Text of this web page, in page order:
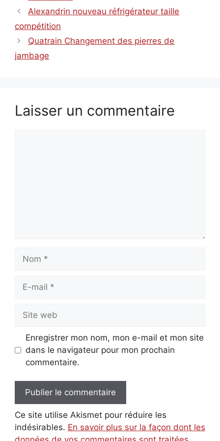
Alexandrin nouveau réfrigérateur taille
compétition
Quatrain Changement des pierres de
jambage
Laisser un commentaire
mail
web
Enregistrer mon nom, mon e-mail et mon site
dans le navigateur pour mon prochain
commentaire.
Ce site utilise Akismet pour réduire les
indésirables. En savoir plus sur la façon dont les